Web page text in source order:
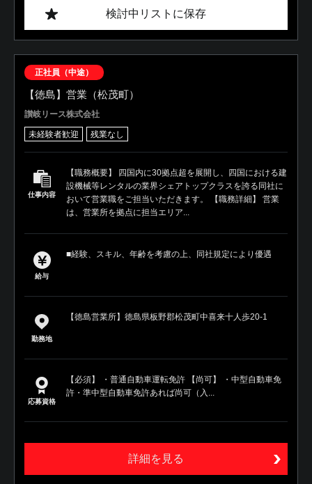
検討中リストに保存
正社員（中途）
【徳島】営業（松茂町）
讃岐リース株式会社
未経験者歓迎 残業なし
仕事内容
【職務概要】 四国内に30拠点超を展開し、四国における建
設機械等レンタルの業界シェアトップクラスを誇る同社に
おいて営業職をご担当いただきます。 【職務詳細】 営業
は、営業所を拠点に担当エリア...
給与
■経験、スキル、年齢を考慮の上、同社規定により優遇
勤務地
【徳島営業所】徳島県板野郡松茂町中喜来十人歩20-1
応募資格
【必須】 ・普通自動車運転免許 【尚可】 ・中型自動車免
許・準中型自動車免許あれば尚可（入...
詳細を見る